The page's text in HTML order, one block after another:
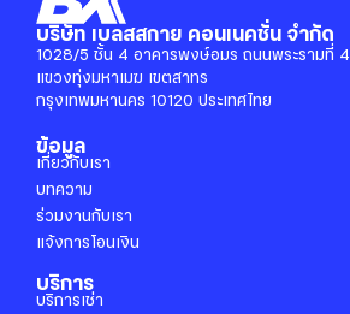
บริษัท เบลสสกาย คอนเนคชั่น จำกัด
1028/5 ชั้น 4 อาคารพงษ์อมร ถนนพระรามที่ 4
แขวงทุ่งมหาเมฆ เขตสาทร
กรุงเทพมหานคร 10120 ประเทศไทย
ข้อมูล
เกี่ยวกับเรา
บทความ
ร่วมงานกับเรา
แจ้งการโอนเงิน
บริการ
บริการเช่า